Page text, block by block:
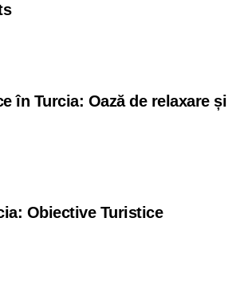
în Turcia: Oază de relaxare și
Obiective Turistice